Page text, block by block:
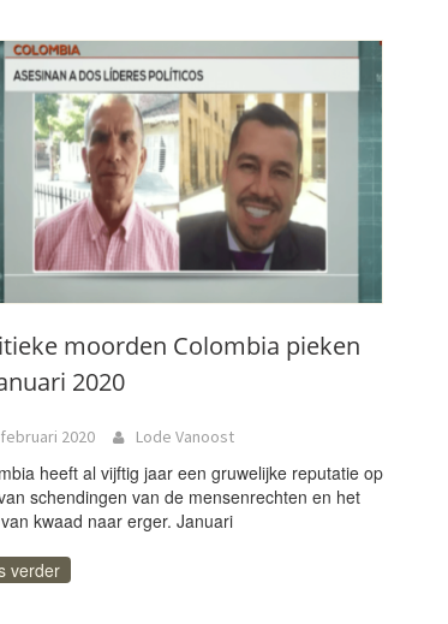
moorden Colombia pieken
2020
2020 Lode Vanoost
heeft al vijftig jaar een gruwelijke reputatie op
schendingen van de mensenrechten en het
kwaad naar erger. Januari
verder